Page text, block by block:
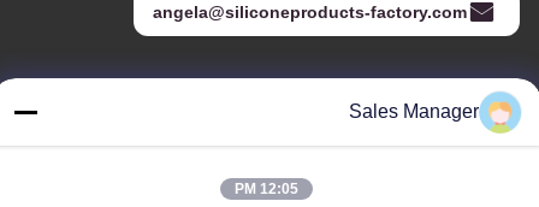
angela@siliconeproducts-factory.com
عنواننا
العنوان
Sales Manager
12:05 PM